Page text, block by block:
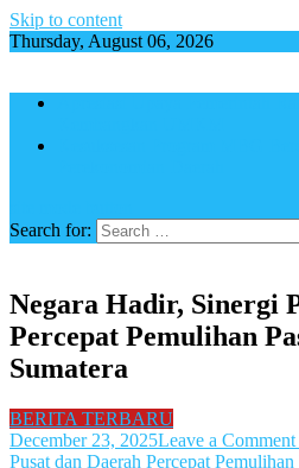
Skip to content
Thursday, August 06, 2026
Search for:
Negara Hadir, Sinergi
Percepat Pemulihan
Sumatera
BERITA TERBARU
December 23, 2025Leave a Comment
Pusat dan Daerah Percepat